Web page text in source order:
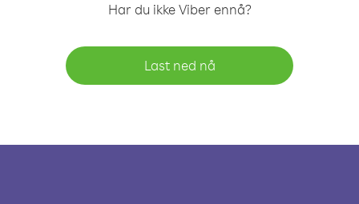
Har du ikke Viber ennå?
Last ned nå